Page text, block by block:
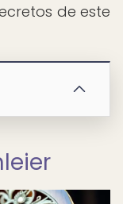
de este